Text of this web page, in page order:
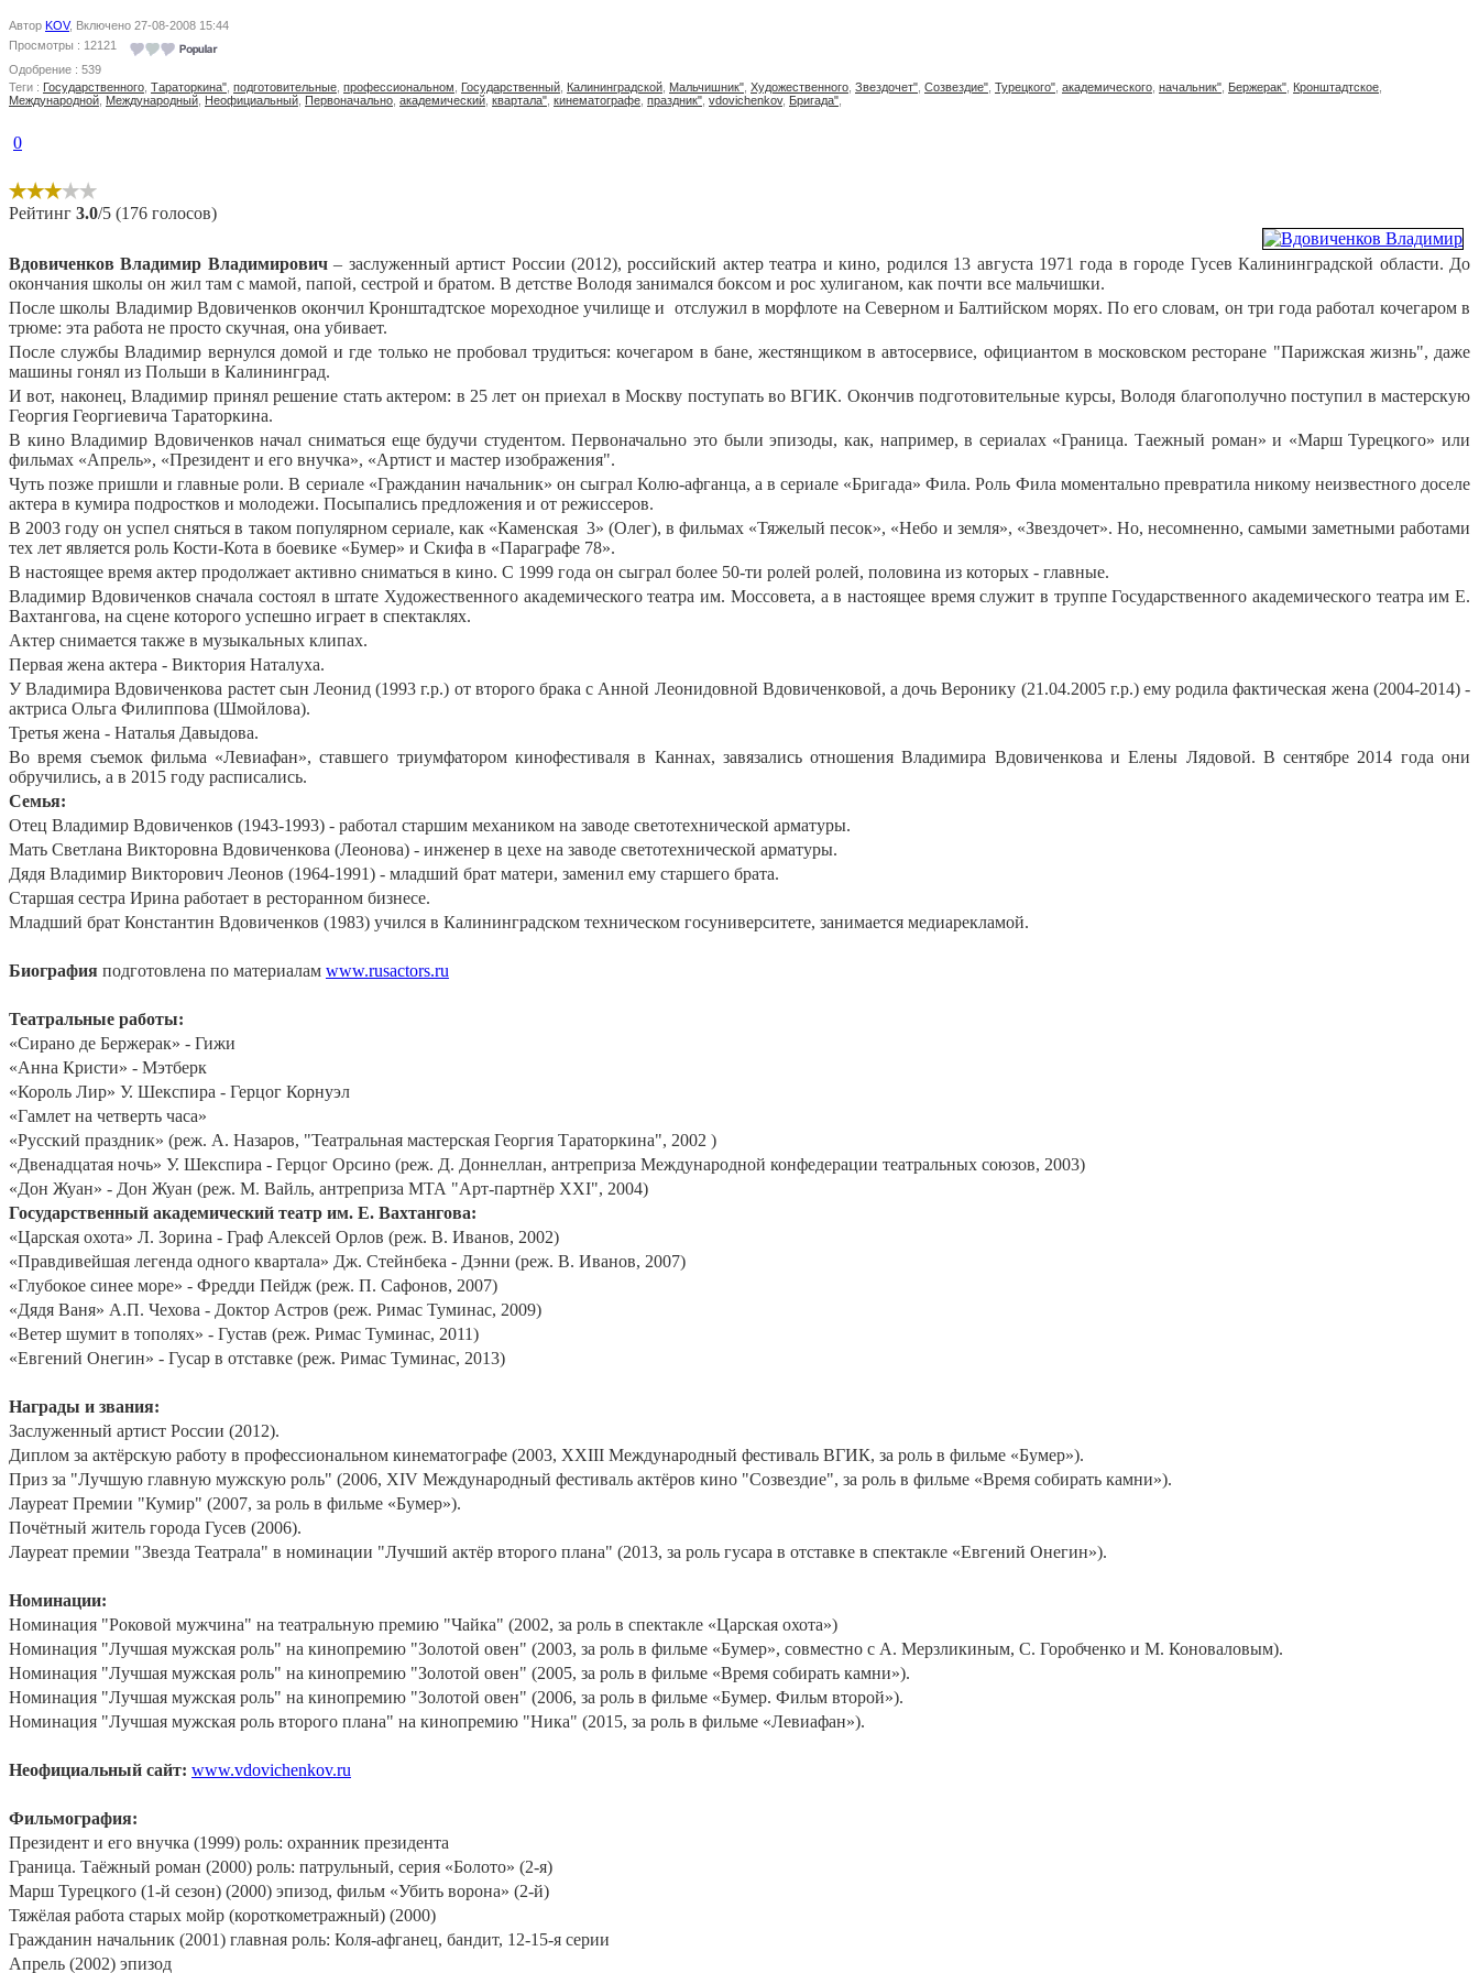
Автор KOV, Включено 27-08-2008 15:44
Просмотры : 12121
Одобрение : 539
Теги : Государственного Тараторкина" подготовительные профессиональном Государственный Калининградской Мальчишник" Художественного Звездочет" Созвездие" Турецкого" академического начальник" Бержерак" Кронштадтское
Международной Международный Неофициальный Первоначально академический квартала" кинематографе праздник" vdovichenkov, Бригада"
0
Рейтинг 3.0/5 (176 голосов)
Вдовиченков Владимир Владимирович– заслуженный артист России (2012), российский актер театра и кино, родился 13 августа 1971 года в городе Гусев Калининградской области. До
окончания школы он жил там с мамой, папой, сестрой и братом. В детстве Володя занимался боксом и рос хулиганом, как почти все мальчишки.
После школы Владимир Вдовиченков окончил Кронштадтское мореходное училище и отслужил в морфлоте на Северном и Балтийском морях. По его словам, он три года работал кочегаром в
трюме: эта работа не просто скучная, она убивает.
После службы Владимир вернулся домой и где только не пробовал трудиться: кочегаром в бане, жестянщиком в автосервисе, официантом в московском ресторане "Парижская жизнь", даже
машины гонял из Польши в Калининград.
И вот, наконец, Владимир принял решение стать актером: в 25 лет он приехал в Москву поступать во ВГИК. Окончив подготовительные курсы, Володя благополучно поступил в мастерскую
Георгия Георгиевича Тараторкина.
В кино Владимир Вдовиченков начал сниматься еще будучи студентом. Первоначально это были эпизоды, как, например, в сериалах «Граница. Таежный роман» и «Марш Турецкого» или
фильмах «Апрель», «Президент и его внучка», «Артист и мастер изображения".
Чуть позже пришли и главные роли. В сериале «Гражданин начальник» он сыграл Колю-афганца, а в сериале «Бригада» Фила. Роль Фила моментально превратила никому неизвестного доселе
актера в кумира подростков и молодежи. Посыпались предложения и от режиссеров.
В 2003 году он успел сняться в таком популярном сериале, как «Каменская 3» (Олег), в фильмах «Тяжелый песок», «Небо и земля», «Звездочет». Но, несомненно, самыми заметными работами
тех лет является роль Кости-Кота в боевике «Бумер» и Скифа в «Параграфе 78».
В настоящее время актер продолжает активно сниматься в кино. С 1999 года он сыграл более 50-ти ролей ролей, половина из которых - главные.
Владимир Вдовиченков сначала состоял в штате Художественного академического театра им. Моссовета, а в настоящее время служит в труппе Государственного академического театра им Е.
Вахтангова, на сцене которого успешно играет в спектаклях.
Актер снимается также в музыкальных клипах.
Первая жена актера - Виктория Наталуха.
У Владимира Вдовиченкова растет сын Леонид (1993 г.р.) от второго брака с Анной Леонидовной Вдовиченковой, а дочь Веронику (21.04.2005 г.р.) ему родила фактическая жена (2004-2014) -
актриса Ольга Филиппова (Шмойлова).
Третья жена - Наталья Давыдова.
Во время съемок фильма «Левиафан», ставшего триумфатором кинофестиваля в Каннах, завязались отношения Владимира Вдовиченкова и Елены Лядовой. В сентябре 2014 года они
обручились, а в 2015 году расписались.
Семья:
Отец Владимир Вдовиченков (1943-1993) - работал старшим механиком на заводе светотехнической арматуры.
Мать Светлана Викторовна Вдовиченкова (Леонова) - инженер в цехе на заводе светотехнической арматуры.
Дядя Владимир Викторович Леонов (1964-1991) - младший брат матери, заменил ему старшего брата.
Старшая сестра Ирина работает в ресторанном бизнесе.
Младший брат Константин Вдовиченков (1983) учился в Калининградском техническом госуниверситете, занимается медиарекламой.
Биография подготовлена по материалам www.rusactors.ru
Театральные работы:
«Сирано де Бержерак» - Гижи
«Анна Кристи» - Мэтберк
«Король Лир» У. Шекспира - Герцог Корнуэл
«Гамлет на четверть часа»
«Русский праздник» (реж. А. Назаров, "Театральная мастерская Георгия Тараторкина", 2002 )
«Двенадцатая ночь» У. Шекспира - Герцог Орсино (реж. Д. Доннеллан, антреприза Международной конфедерации театральных союзов, 2003)
«Дон Жуан» - Дон Жуан (реж. М. Вайль, антреприза МТА "Арт-партнёр XXI", 2004)
Государственный академический театр им. Е. Вахтангова:
«Царская охота» Л. Зорина - Граф Алексей Орлов (реж. В. Иванов, 2002)
«Правдивейшая легенда одного квартала» Дж. Стейнбека - Дэнни (реж. В. Иванов, 2007)
«Глубокое синее море» - Фредди Пейдж (реж. П. Сафонов, 2007)
«Дядя Ваня» А.П. Чехова - Доктор Астров (реж. Римас Туминас, 2009)
«Ветер шумит в тополях» - Густав (реж. Римас Туминас, 2011)
«Евгений Онегин» - Гусар в отставке (реж. Римас Туминас, 2013)
Награды и звания:
Заслуженный артист России (2012).
Диплом за актёрскую работу в профессиональном кинематографе (2003, XXIII Международный фестиваль ВГИК, за роль в фильме «Бумер»).
Приз за "Лучшую главную мужскую роль" (2006, XIV Международный фестиваль актёров кино "Созвездие", за роль в фильме «Время собирать камни»).
Лауреат Премии "Кумир" (2007, за роль в фильме «Бумер»).
Почётный житель города Гусев (2006).
Лауреат премии "Звезда Театрала" в номинации "Лучший актёр второго плана" (2013, за роль гусара в отставке в спектакле «Евгений Онегин»).
Номинации:
Номинация "Роковой мужчина" на театральную премию "Чайка" (2002, за роль в спектакле «Царская охота»)
Номинация "Лучшая мужская роль" на кинопремию "Золотой овен" (2003, за роль в фильме «Бумер», совместно с А. Мерзликиным, С. Горобченко и М. Коноваловым).
Номинация "Лучшая мужская роль" на кинопремию "Золотой овен" (2005, за роль в фильме «Время собирать камни»).
Номинация "Лучшая мужская роль" на кинопремию "Золотой овен" (2006, за роль в фильме «Бумер. Фильм второй»).
Номинация "Лучшая мужская роль второго плана" на кинопремию "Ника" (2015, за роль в фильме «Левиафан»).
Неофициальный сайт: www.vdovichenkov.ru
Фильмография:
Президент и его внучка (1999) роль: охранник президента
Граница. Таёжный роман (2000) роль: патрульный, серия «Болото» (2-я)
Марш Турецкого (1-й сезон) (2000) эпизод, фильм «Убить ворона» (2-й)
Тяжёлая работа старых мойр (короткометражный) (2000)
Гражданин начальник (2001) главная роль: Коля-афганец, бандит, 12-15-я серии
Апрель (2002) эпизод